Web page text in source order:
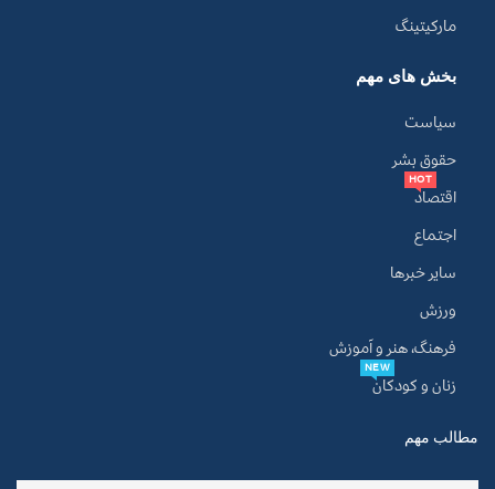
مارکیتینگ
بخش های مهم
سیاست
حقوق بشر
اقتصاد
HOT
اجتماع
سایر خبرها
ورزش
فرهنگ، هنر و آموزش
زنان و کودکان
NEW
مطالب مهم